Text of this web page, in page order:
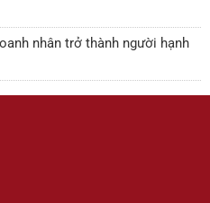
nhân trở thành người hạnh